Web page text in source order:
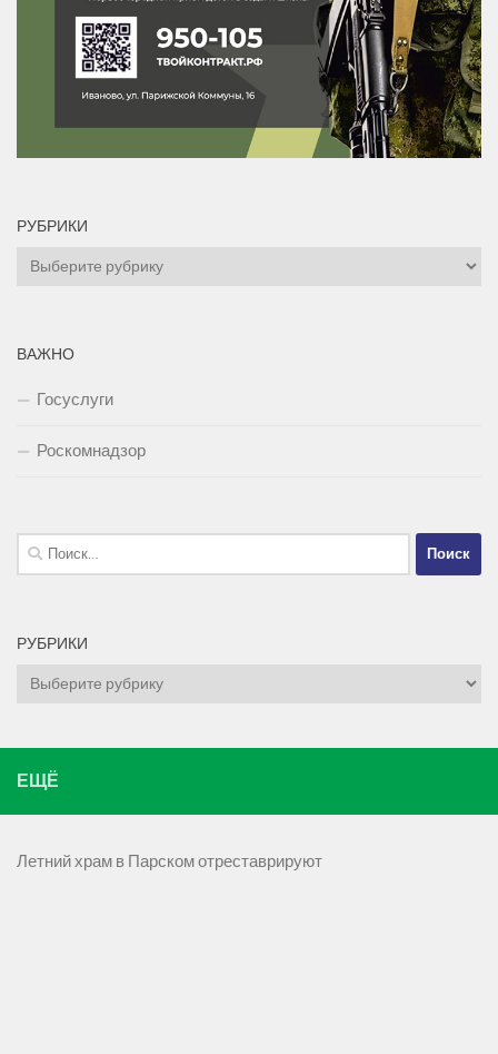
РУБРИКИ
Рубрики
ВАЖНО
Госуслуги
Роскомнадзор
Найти:
РУБРИКИ
Рубрики
ЕЩЁ
Летний храм в Парском отреставрируют